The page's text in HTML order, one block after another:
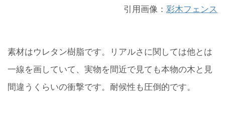
引用画像： 彩木フェンス
素材はウレタン樹脂です。リアルさに関しては他とは
一線を画していて、実物を間近で見ても本物の木と見
間違うくらいの衝撃です。耐候性も圧倒的です。